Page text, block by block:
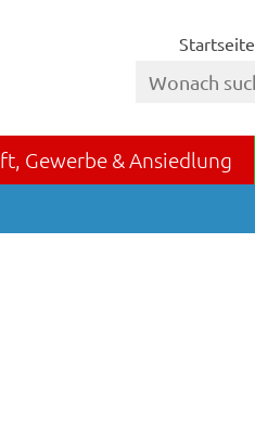
Startseite
Gewerbe & Ansiedlung